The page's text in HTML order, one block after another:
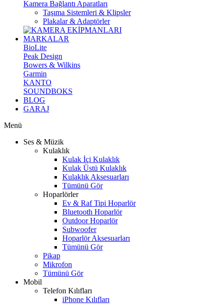
Kamera Bağlantı Aparatları
Taşıma Sistemleri & Klipsler
Plakalar & Adaptörler
MARKALAR
BioLite
Peak Design
Bowers & Wilkins
Garmin
KANTO
SOUNDBOKS
BLOG
GARAJ
Menü
Ses & Müzik
Kulaklık
Kulak İçi Kulaklık
Kulak Üstü Kulaklık
Kulaklık Aksesuarları
Tümünü Gör
Hoparlörler
Ev & Raf Tipi Hoparlör
Bluetooth Hoparlör
Outdoor Hoparlör
Subwoofer
Hoparlör Aksesuarları
Tümünü Gör
Pikap
Mikrofon
Tümünü Gör
Mobil
Telefon Kılıfları
iPhone Kılıfları